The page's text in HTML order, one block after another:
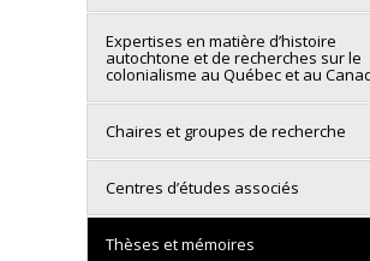
Expertises en matière d’histoire
autochtone et de recherches sur le
colonialisme au Québec et au
Chaires et groupes de recherche
Centres d’études associés
Thèses et mémoires